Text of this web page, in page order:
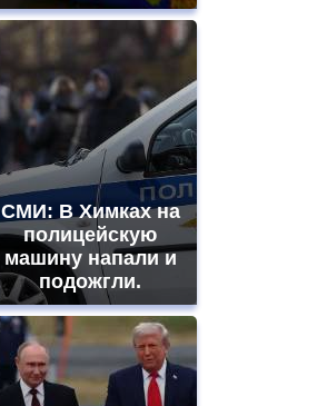
СМИ: В Химках на
полицейскую
машину напали и
подожгли.